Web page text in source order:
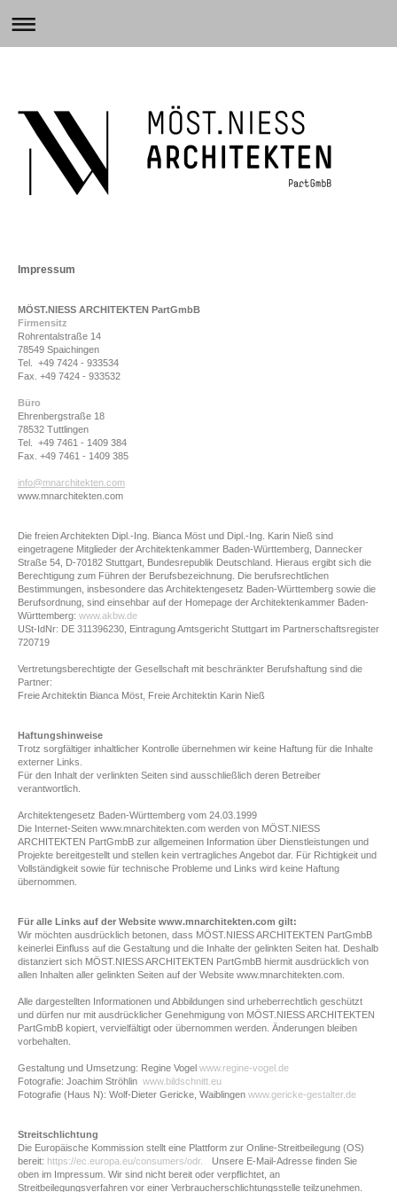
Impressum
MÖST.NIESS ARCHITEKTEN PartGmbB
Firmensitz
Rohrentalstraße 14
78549 Spaichingen
Tel. +49 7424 - 933534
Fax. +49 7424 - 933532
Büro
Ehrenbergstraße 18
78532 Tuttlingen
Tel. +49 7461 - 1409 384
Fax. +49 7461 - 1409 385
info@mnarchitekten.com
www.mnarchitekten.com
Die freien Architekten Dipl.-Ing. Bianca Möst und Dipl.-Ing. Karin Nieß sind
eingetragene Mitglieder der Architektenkammer Baden-Württemberg, Dannecker
Straße 54, D-70182 Stuttgart, Bundesrepublik Deutschland. Hieraus ergibt sich die
Berechtigung zum Führen der Berufsbezeichnung. Die berufsrechtlichen
Bestimmungen, insbesondere das Architektengesetz Baden-Württemberg sowie die
Berufsordnung, sind einsehbar auf der Homepage der Architektenkammer Baden-
Württemberg: www.akbw.de
USt-IdNr: DE 311396230, Eintragung Amtsgericht Stuttgart im Partnerschaftsregister
720719
Vertretungsberechtigte der Gesellschaft mit beschränkter Berufshaftung sind die
Partner:
Freie Architektin Bianca Möst, Freie Architektin Karin Nieß
Haftungshinweise
Trotz sorgfältiger inhaltlicher Kontrolle übernehmen wir keine Haftung für die Inhalte
externer Links.
Für den Inhalt der verlinkten Seiten sind ausschließlich deren Betreiber
verantwortlich.
Architektengesetz Baden-Württemberg vom 24.03.1999
Die Internet-Seiten www.mnarchitekten.com werden von MÖST.NIESS
ARCHITEKTEN PartGmbB zur allgemeinen Information über Dienstleistungen und
Projekte bereitgestellt und stellen kein vertragliches Angebot dar. Für Richtigkeit und
Vollständigkeit sowie für technische Probleme und Links wird keine Haftung
übernommen.
Für alle Links auf der Website www.mnarchitekten.com gilt:
Wir möchten ausdrücklich betonen, dass MÖST.NIESS ARCHITEKTEN PartGmbB
keinerlei Einfluss auf die Gestaltung und die Inhalte der gelinkten Seiten hat. Deshalb
distanziert sich MÖST.NIESS ARCHITEKTEN PartGmbB hiermit ausdrücklich von
allen Inhalten aller gelinkten Seiten auf der Website www.mnarchitekten.com.
Alle dargestellten Informationen und Abbildungen sind urheberrechtlich geschützt
und dürfen nur mit ausdrücklicher Genehmigung von MÖST.NIESS ARCHITEKTEN
PartGmbB kopiert, vervielfältigt oder übernommen werden. Änderungen bleiben
vorbehalten.
Gestaltung und Umsetzung: Regine Vogel www.regine-vogel.de
Fotografie: Joachim Ströhlin www.bildschnitt.eu
Fotografie (Haus N): Wolf-Dieter Gericke, Waiblingen www.gericke-gestalter.de
Streitschlichtung
Die Europäische Kommission stellt eine Plattform zur Online-Streitbeilegung (OS)
bereit: https://ec.europa.eu/consumers/odr.
Unsere E-Mail-Adresse finden Sie
oben im Impressum. Wir sind nicht bereit oder verpflichtet, an
Streitbeilegungsverfahren vor einer Verbraucherschlichtungsstelle teilzunehmen.